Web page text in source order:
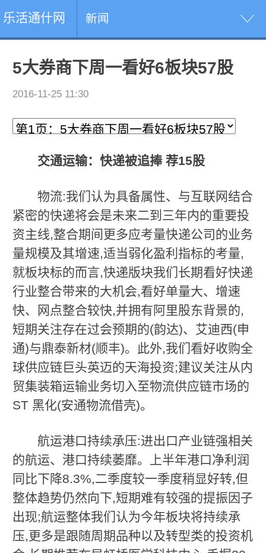
乐活通什网 新闻
5大券商下周一看好6板块57股
2016-11-25 11:30
交通运输：快递被追捧 荐15股
物流:我们认为具备属性、与互联网结合
紧密的快递将会是未来二到三年内的重要投
资主线,整合期间更多应考量快递公司的业务
量规模及其增速,适当弱化盈利指标的考量,
就板块标的而言,快递版块我们长期看好快递
行业整合带来的大机会,看好单量大、增速
快、网点整合较快,并拥有阿里股东背景的,
短期关注存在过会预期的(韵达)、艾迪西(申
通)与鼎泰新材(顺丰)。此外,我们看好收购全
球供应链巨头英迈的天海投资;建议关注从内
贸集装箱运输业务切入至物流供应链市场的
ST 黑化(安通物流借壳)。
航运港口持续承压:进出口产业链强相关
的航运、港口持续萎靡。上半年港口净利润
同比下降8.3%,二季度较一季度稍显好转,但
整体趋势仍然向下,短期难有较强的提振因子
出现;航运整体我们认为今年板块将持续承
压,更多是跟随周期品种以及转型类的投资机